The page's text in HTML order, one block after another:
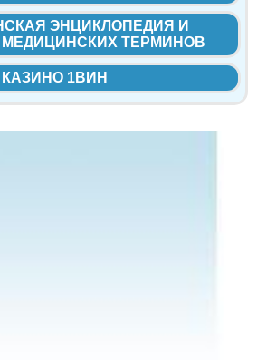
ЭНЦИКЛОПЕДИЯ И
ТЕРМИНОВ
КАЗИНО 1ВИН